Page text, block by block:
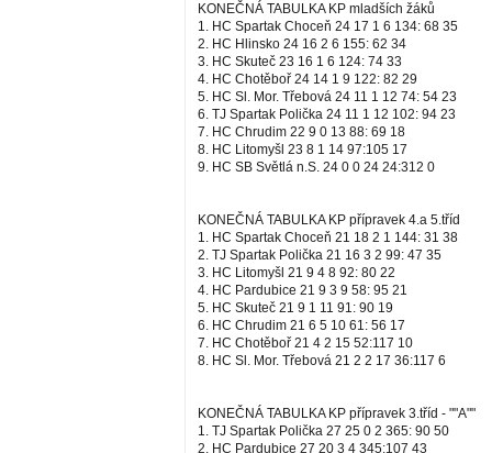
KONEČNÁ TABULKA KP mladších žáků
1. HC Spartak Choceň 24 17 1 6 134: 68 35
2. HC Hlinsko 24 16 2 6 155: 62 34
3. HC Skuteč 23 16 1 6 124: 74 33
4. HC Chotěboř 24 14 1 9 122: 82 29
5. HC Sl. Mor. Třebová 24 11 1 12 74: 54 23
6. TJ Spartak Polička 24 11 1 12 102: 94 23
7. HC Chrudim 22 9 0 13 88: 69 18
8. HC Litomyšl 23 8 1 14 97:105 17
9. HC SB Světlá n.S. 24 0 0 24 24:312 0
KONEČNÁ TABULKA KP přípravek 4.a 5.tříd
1. HC Spartak Choceň 21 18 2 1 144: 31 38
2. TJ Spartak Polička 21 16 3 2 99: 47 35
3. HC Litomyšl 21 9 4 8 92: 80 22
4. HC Pardubice 21 9 3 9 58: 95 21
5. HC Skuteč 21 9 1 11 91: 90 19
6. HC Chrudim 21 6 5 10 61: 56 17
7. HC Chotěboř 21 4 2 15 52:117 10
8. HC Sl. Mor. Třebová 21 2 2 17 36:117 6
KONEČNÁ TABULKA KP přípravek 3.tříd - ""A""
1. TJ Spartak Polička 27 25 0 2 365: 90 50
2. HC Pardubice 27 20 3 4 345:107 43